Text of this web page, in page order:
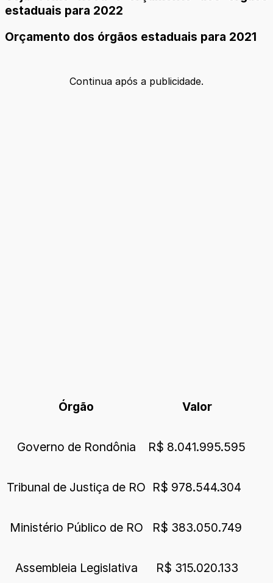
estaduais para 2022
Orçamento dos órgãos estaduais para 2021
Continua após a publicidade.
Órgão Valor
Governo de Rondônia R$ 8.041.995.595
Tribunal de Justiça de RO R$ 978.544.304
Ministério Público de RO R$ 383.050.749
Assembleia Legislativa R$ 315.020.133